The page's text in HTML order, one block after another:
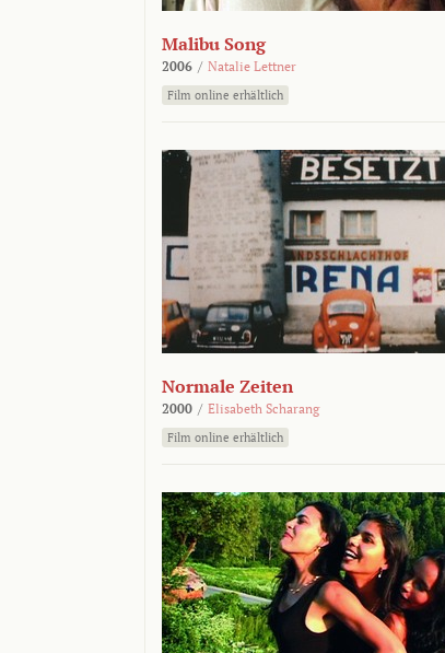
Malibu Song
2006 / Natalie Lettner
Film online erhältlich
Normale Zeiten
2000 / Elisabeth Scharang
Film online erhältlich